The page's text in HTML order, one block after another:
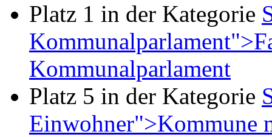
Platz 1 in der Kategorie
Kommunalparlament
Platz 5 in der Kategorie
Einwohner">Kommune